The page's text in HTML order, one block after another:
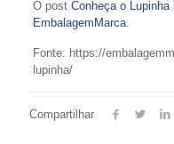
O post Conheça o Lupinha
EmbalagemMarca.
Fonte: https://
lupinha/
Compartilhar